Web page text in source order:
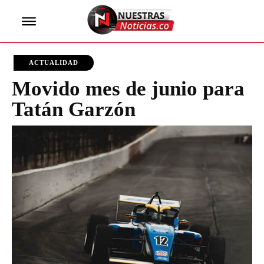
ACTUALIDAD
Movido mes de junio para
Tatán Garzón